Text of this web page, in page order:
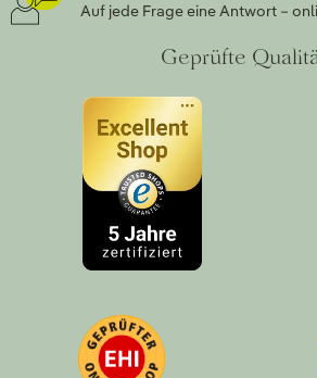
Auf jede Frage eine Antwort –
Geprüfte